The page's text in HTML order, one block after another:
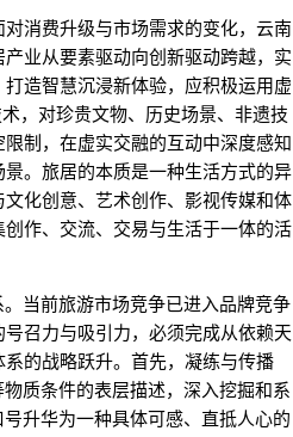
消费升级与市场需求的变化，云南
业从要素驱动向创新驱动跨越，实
造智慧沉浸新体验，应积极运用虚
，对珍贵文物、历史场景、非遗技
制，在虚实交融的互动中深度感知
。旅居的本质是一种生活方式的异
化创意、艺术创作、影视传媒和体
作、交流、交易与生活于一体的活
当前旅游市场竞争已进入品牌竞争
召力与吸引力，必须完成从依赖天
的战略跃升。首先，凝练与传播
质条件的表层描述，深入挖掘和系
升华为一种具体可感、直抵人心的